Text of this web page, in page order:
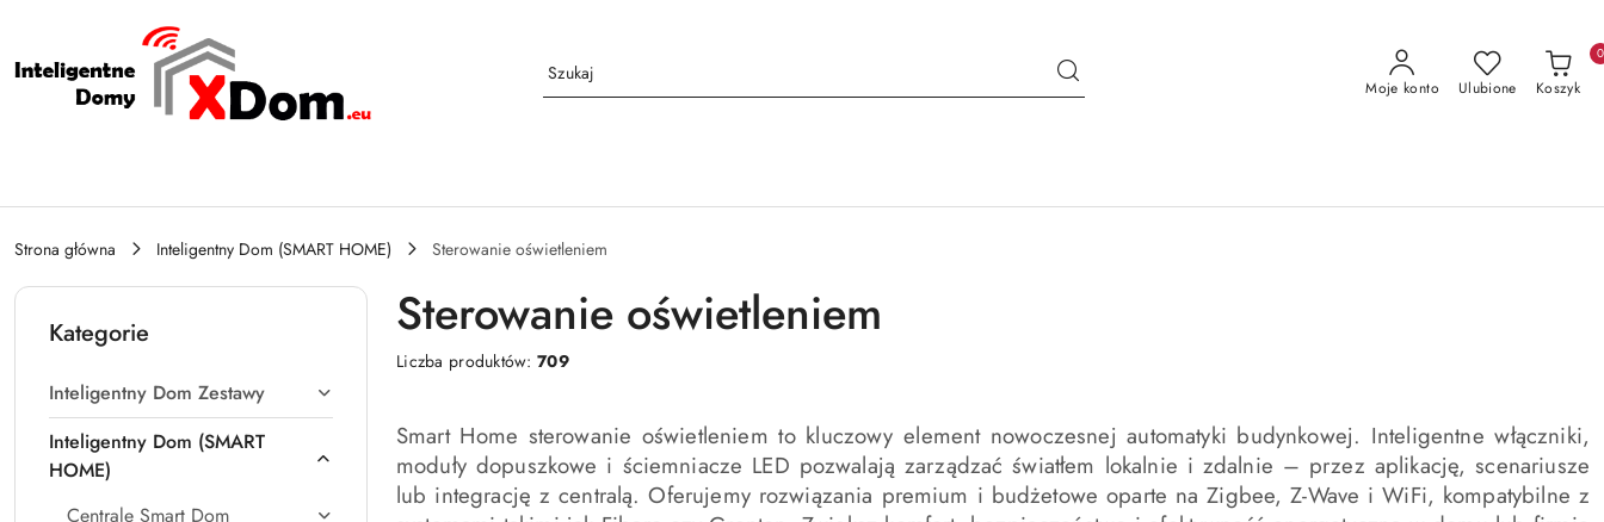
Przejdź do treści głównej
Przejdź do wyszukiwarki
Przejdź do moje konto
Przejdź do menu głównego
Przejdź do stopki
Moje konto Ulubione Koszyk
0
Strona główna Inteligentny Dom (SMART HOME) Sterowanie oświetleniem
Kategorie
Inteligentny Dom Zestawy
Inteligentny Dom (SMART
HOME)
Centrale Smart Dom
Sterowanie oświetleniem
Liczba produktów:709
Smart Home sterowanie oświetleniem to kluczowy element nowoczesnej automatyki budynkowej. Inteligentne włączniki,
moduły dopuszkowe i ściemniacze LED pozwalają zarządzać światłem lokalnie i zdalnie – przez aplikację, scenariusze
lub integrację z centralą. Oferujemy rozwiązania premium i budżetowe oparte na Zigbee, Z-Wave i WiFi, kompatybilne z